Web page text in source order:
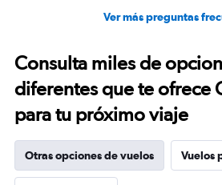
Ver más preguntas
Consulta miles de
diferentes que te ofrece
para tu próximo viaje
Otras opciones de vuelos Vuelos